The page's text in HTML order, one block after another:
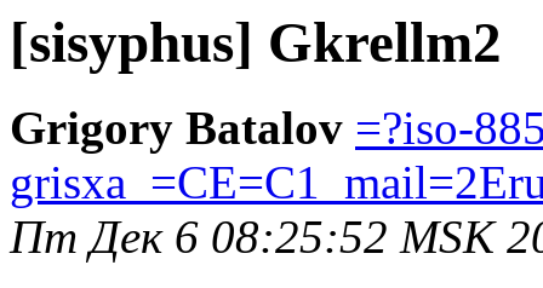
[sisyphus] Gkrellm2
Grigory Batalov =?iso-
Пт Дек 6 08:25:52 MSK